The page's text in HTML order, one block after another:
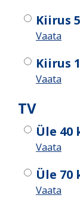
Kiirus
Vaata
Kiirus
Vaata
TV
Üle 40
Vaata
Üle 70
Vaata